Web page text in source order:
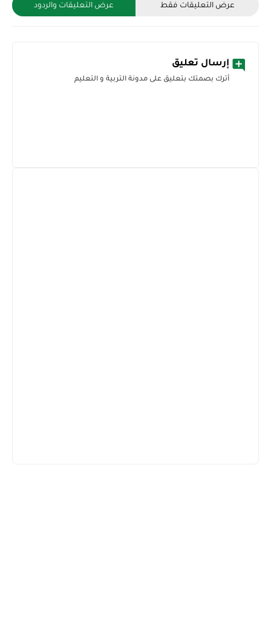
عرض التعليقات فقط عرض التعليقات والردود
إرسال تعليق
أترك بصمتك بتعليق على مدونة التربية و التعليم